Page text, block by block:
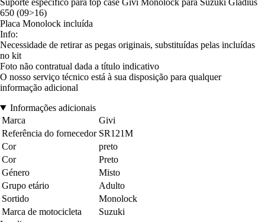
Suporte específico para top case Givi Monolock para Suzuki Gladius
650 (09>16)
Placa Monolock incluída
Info:
Necessidade de retirar as pegas originais, substituídas pelas incluídas
no kit
Foto não contratual dada a título indicativo
O nosso serviço técnico está à sua disposição para qualquer
informação adicional
Informações adicionais
Marca
Givi
Referência do fornecedor SR121M
Cor
preto
Cor
Preto
Género
Misto
Grupo etário
Adulto
Sortido
Monolock
Marca de motocicleta
Suzuki